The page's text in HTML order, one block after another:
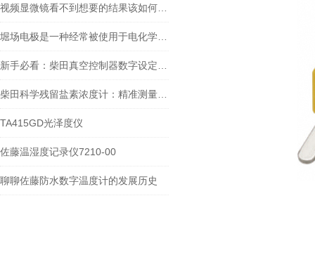
TA415GD光泽度仪
佐藤温湿度记录仪7210-00
聊聊佐藤防水数字温度计的发展历史